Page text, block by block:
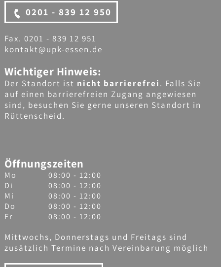
0201 - 839 12 950
Fax. 0201 - 839 12 951
kontakt@upk-essen.de
Wichtiger Hinweis:
Der Standort ist nicht barrierefrei. Falls Sie
auf einen barrierefreien Zugang angewiesen
sind, besuchen Sie gerne unseren Standort in
Rüttenscheid.
Öffnungszeiten
Mo
08:00 - 12:00
Di
08:00 - 12:00
Mi
08:00 - 12:00
Do
08:00 - 12:00
Fr
08:00 - 12:00
Mittwochs, Donnerstags und Freitags sind
zusätzlich Termine nach Vereinbarung möglich